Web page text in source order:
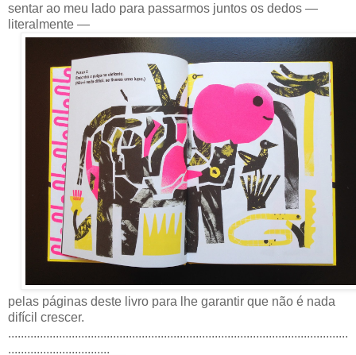
sentar ao meu lado para passarmos juntos os dedos —
literalmente —
pelas páginas deste livro para lhe garantir que não é nada
difícil crescer.
...........................................................................................................
................................